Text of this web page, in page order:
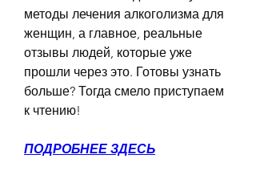
методы лечения алкоголизма для
женщин, а главное, реальные
отзывы людей, которые уже
прошли через это. Готовы узнать
больше? Тогда смело приступаем
к чтению!
ПОДРОБНЕЕ ЗДЕСЬ